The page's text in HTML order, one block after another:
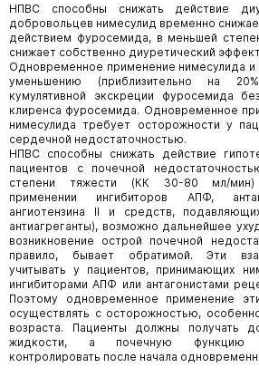
НПВС способны снижать действие
добровольцев нимесулид временно
действием фуросемида, в меньшей
снижает собственно диуретический
Одновременное применение нимесулида
уменьшению (приблизительно на
кумулятивной экскреции фуросемида
клиренса фуросемида. Одновременное
нимесулида требует осторожности у
сердечной недостаточностью.
НПВС способны снижать действие
пациентов с почечной
степени тяжести (КК 30-80 мл/
применении ингибиторов АПФ,
ангиотензина II и средств,
антиагреганты), возможно дальнейшее
возникновение острой почечной
правило, бывает обратимой. Эти
учитывать у пациентов, принимающих
ингибиторами АПФ или антагонистами
Поэтому одновременное применение
осуществлять с осторожностью,
возраста. Пациенты должны получать
жидкости, а почечную функцию
контролировать после начала